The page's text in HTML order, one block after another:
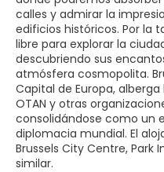
calles y admirar la
edificios históricos. Por la
libre para explorar la
descubriendo sus
atmósfera cosmopolita.
Capital de Europa, alberga
OTAN y otras
consolidándose como un
diplomacia mundial. El
Brussels City Centre, Park
similar.